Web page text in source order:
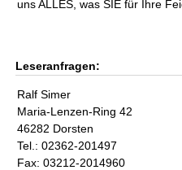
uns ALLES, was SIE für Ihre
Leseranfragen:
Ralf Simer
Maria-Lenzen-Ring 42
46282 Dorsten
Tel.: 02362-201497
Fax: 03212-2014960